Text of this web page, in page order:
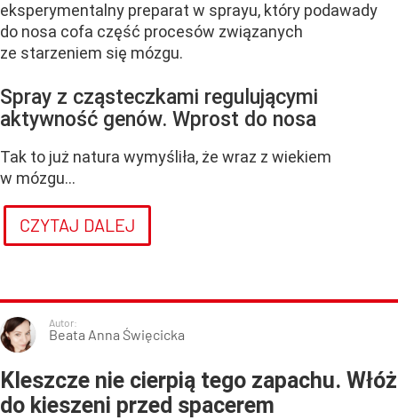
eksperymentalny preparat w sprayu, który podawady
do nosa cofa część procesów związanych
ze starzeniem się mózgu.
Spray z cząsteczkami regulującymi
aktywność genów. Wprost do nosa
Tak to już natura wymyśliła, że wraz z wiekiem
w mózgu...
CZYTAJ DALEJ
Autor:
Beata Anna Święcicka
Kleszcze nie cierpią tego zapachu. Włóż
do kieszeni przed spacerem